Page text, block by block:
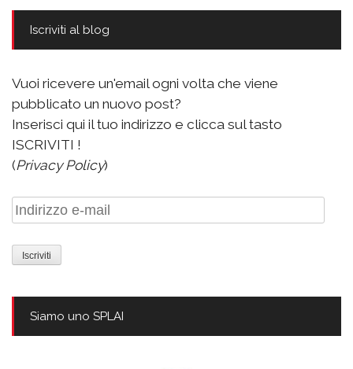
Iscriviti al blog
Vuoi ricevere un'email ogni volta che viene
pubblicato un nuovo post?
Inserisci qui il tuo indirizzo e clicca sul tasto
ISCRIVITI !
(Privacy Policy)
Indirizzo
e-
mail
Siamo uno SPLAI